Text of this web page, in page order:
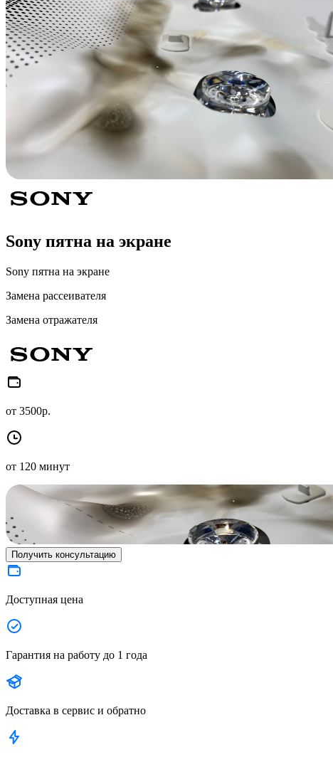
Sony пятна на экране
Sony пятна на экране
Замена рассеивателя
Замена отражателя
от 3500р.
от 120 минут
Получить консультацию
Доступная цена
Гарантия на работу до 1 года
Доставка в сервис и обратно